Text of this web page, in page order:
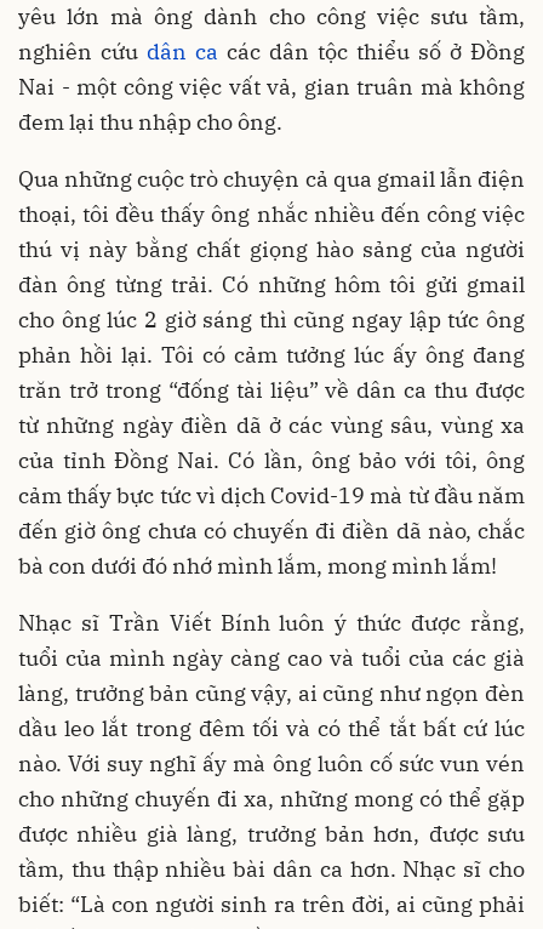
yêu lớn mà ông dành cho công việc sưu tầm,
nghiên cứu dân ca các dân tộc thiểu số ở Đồng
Nai - một công việc vất vả, gian truân mà không
đem lại thu nhập cho ông.
Qua những cuộc trò chuyện cả qua gmail lẫn điện
thoại, tôi đều thấy ông nhắc nhiều đến công việc
thú vị này bằng chất giọng hào sảng của người
đàn ông từng trải. Có những hôm tôi gửi gmail
cho ông lúc 2 giờ sáng thì cũng ngay lập tức ông
phản hồi lại. Tôi có cảm tưởng lúc ấy ông đang
trăn trở trong “đống tài liệu” về dân ca thu được
từ những ngày điền dã ở các vùng sâu, vùng xa
của tỉnh Đồng Nai. Có lần, ông bảo với tôi, ông
cảm thấy bực tức vì dịch Covid-19 mà từ đầu năm
đến giờ ông chưa có chuyến đi điền dã nào, chắc
bà con dưới đó nhớ mình lắm, mong mình lắm!
Nhạc sĩ Trần Viết Bính luôn ý thức được rằng,
tuổi của mình ngày càng cao và tuổi của các già
làng, trưởng bản cũng vậy, ai cũng như ngọn đèn
dầu leo lắt trong đêm tối và có thể tắt bất cứ lúc
nào. Với suy nghĩ ấy mà ông luôn cố sức vun vén
cho những chuyến đi xa, những mong có thể gặp
được nhiều già làng, trưởng bản hơn, được sưu
tầm, thu thập nhiều bài dân ca hơn. Nhạc sĩ cho
biết: “Là con người sinh ra trên đời, ai cũng phải